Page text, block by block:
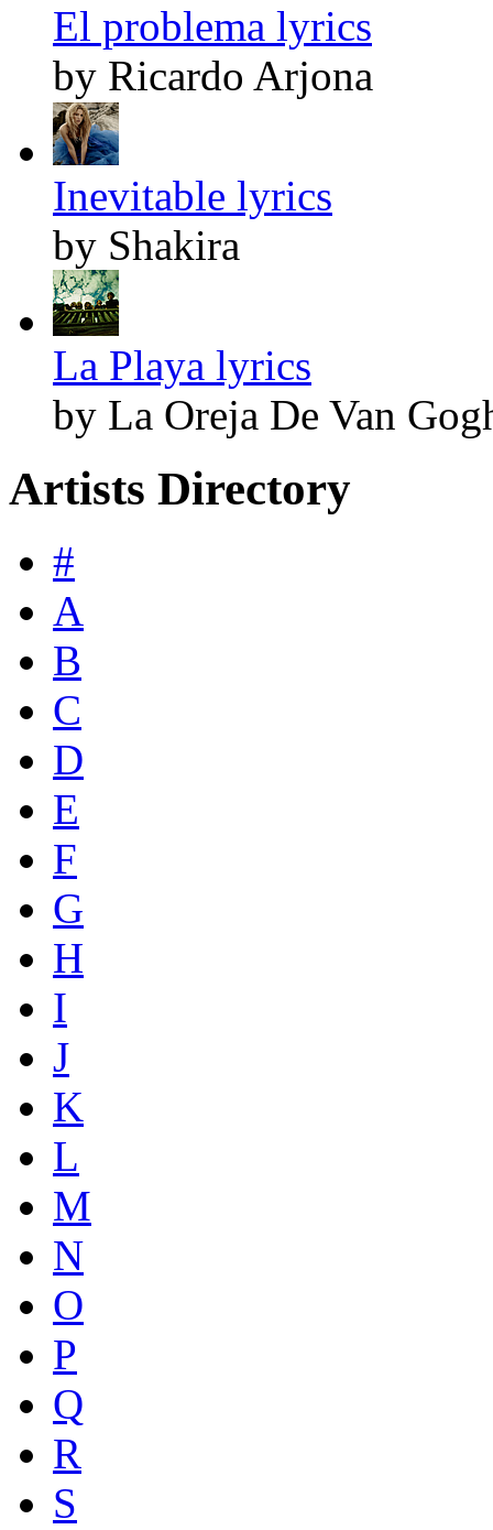
El problema lyrics
by Ricardo Arjona
Inevitable lyrics
by Shakira
La Playa lyrics
by La Oreja De Van
Artists Directory
#
A
B
C
D
E
F
G
H
I
J
K
L
M
N
O
P
Q
R
S